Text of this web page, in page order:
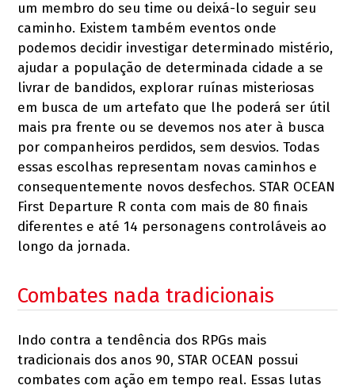
um membro do seu time ou deixá-lo seguir seu
caminho. Existem também eventos onde
podemos decidir investigar determinado mistério,
ajudar a população de determinada cidade a se
livrar de bandidos, explorar ruínas misteriosas
em busca de um artefato que lhe poderá ser útil
mais pra frente ou se devemos nos ater à busca
por companheiros perdidos, sem desvios. Todas
essas escolhas representam novas caminhos e
consequentemente novos desfechos. STAR OCEAN
First Departure R conta com mais de 80 finais
diferentes e até 14 personagens controláveis ao
longo da jornada.
Combates nada tradicionais
Indo contra a tendência dos RPGs mais
tradicionais dos anos 90, STAR OCEAN possui
combates com ação em tempo real. Essas lutas